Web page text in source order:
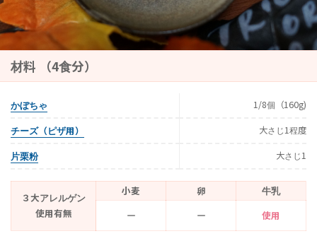
材料 （4食分）
かぼちゃ 1/8個（160g)
チーズ（ピザ用） 大さじ1程度
片栗粉 大さじ1
３大アレルゲン
使用有無
小麦 卵
牛乳
ー
ー 使用